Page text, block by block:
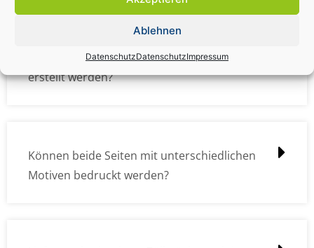
Ablehnen
DatenschutzDatenschutzImpressum
Wie müssen die Druckdateien angelegt /
erstellt werden?
Können beide Seiten mit unterschiedlichen
Motiven bedruckt werden?